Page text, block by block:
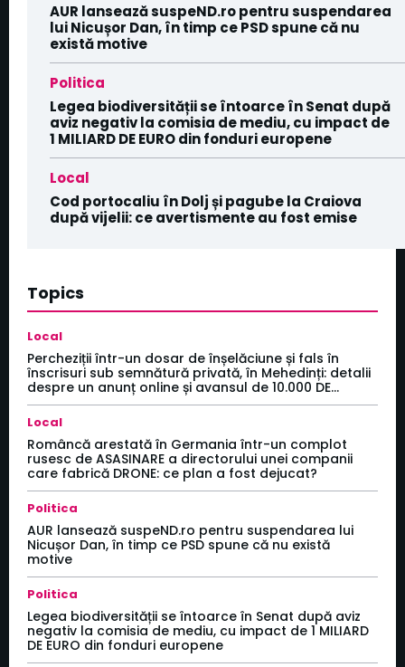
AUR lansează suspeND.ro pentru suspendarea
lui Nicușor Dan, în timp ce PSD spune că nu
există motive
Politica
Legea biodiversității se întoarce în Senat după
aviz negativ la comisia de mediu, cu impact de
1 MILIARD DE EURO din fonduri europene
Local
Cod portocaliu în Dolj și pagube la Craiova
după vijelii: ce avertismente au fost emise
Topics
Local
Percheziții într-un dosar de înșelăciune și fals în
înscrisuri sub semnătură privată, în Mehedinți: detalii
despre un anunț online și avansul de 10.000 DE...
Local
Româncă arestată în Germania într-un complot
rusesc de ASASINARE a directorului unei companii
care fabrică DRONE: ce plan a fost dejucat?
Politica
AUR lansează suspeND.ro pentru suspendarea lui
Nicușor Dan, în timp ce PSD spune că nu există
motive
Politica
Legea biodiversității se întoarce în Senat după aviz
negativ la comisia de mediu, cu impact de 1 MILIARD
DE EURO din fonduri europene